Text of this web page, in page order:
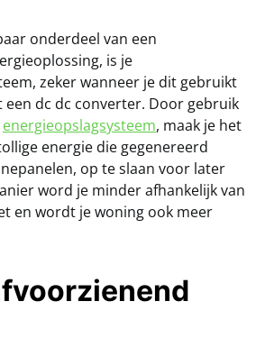
onderdeel van een
is je
zeker wanneer je dit gebruikt
dc dc converter. Door gebruik
energieopslagsysteem, maak je het
energie die gegenereerd
op te slaan voor later
word je minder afhankelijk van
en wordt je woning ook meer